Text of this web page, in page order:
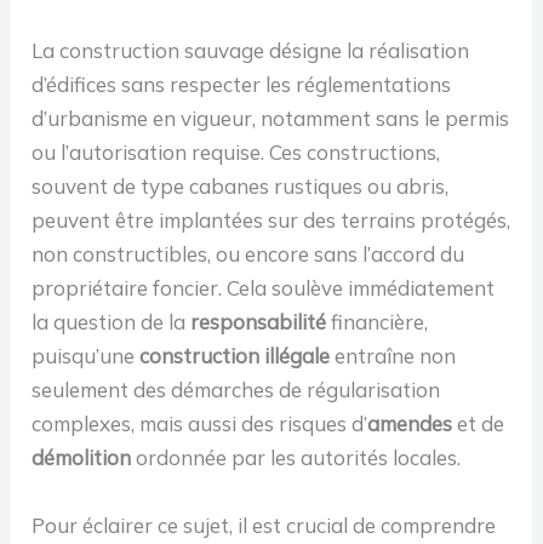
La construction sauvage désigne la réalisation
d’édifices sans respecter les réglementations
d’urbanisme en vigueur, notamment sans le permis
ou l’autorisation requise. Ces constructions,
souvent de type cabanes rustiques ou abris,
peuvent être implantées sur des terrains protégés,
non constructibles, ou encore sans l’accord du
propriétaire foncier. Cela soulève immédiatement
la question de la responsabilitéfinancière,
puisqu’uneconstruction illégaleentraîne non
seulement des démarches de régularisation
complexes, mais aussi des risques d’amendeset de
démolitionordonnée par les autorités locales.
Pour éclairer ce sujet, il est crucial de comprendre